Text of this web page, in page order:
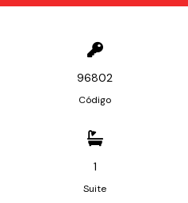
96802
Código
1
Suite